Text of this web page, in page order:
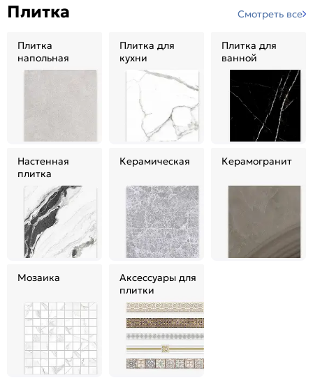
Плитка Смотреть все
Плитка
напольная
Плитка для
кухни
Плитка для
ванной
Настенная
плитка
Керамическая Керамогранит
Мозаика
Аксессуары для
плитки